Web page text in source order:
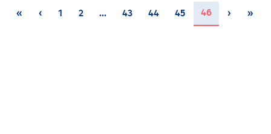
« ‹ 1 2 ... 43 44 45 46(current)
› »